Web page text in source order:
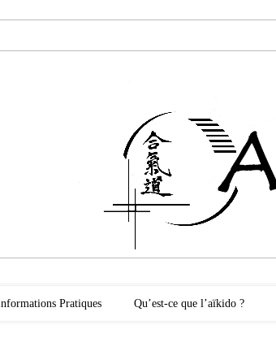
Pratiques Qu’est-ce que l’aïkido ?